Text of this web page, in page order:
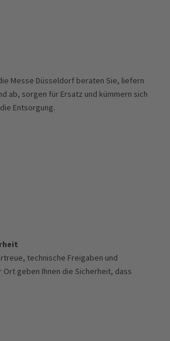
Messe Düsseldorf beraten Sie, liefern
ab, sorgen für Ersatz und kümmern sich
Entsorgung.
technische Freigaben und
geben Ihnen die Sicherheit, dass